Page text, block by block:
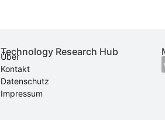
Technology Research Hub
Über
Kontakt
Datenschutz
Impressum